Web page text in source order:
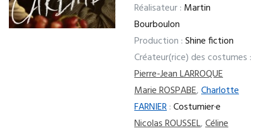
Réalisateur : Martin
Bourboulon
Production :Shine fiction
Créateur(rice) des costumes :
Pierre-Jean LARROQUE
Marie ROSPABE,Charlotte
FARNIER:Costumier·e
Nicolas ROUSSEL,Céline